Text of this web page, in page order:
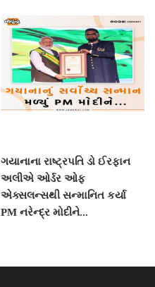
ગયાનાના રાષ્ટ્રપતિ ડો ઈરફાન
અલીએ ઓર્ડર ઓફ
એક્સલન્સથી સન્માનિત કર્યા
PM નરેન્દ્ર મોદીને...